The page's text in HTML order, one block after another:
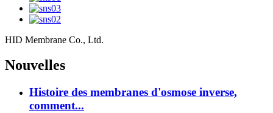
HID Membrane Co., Ltd.
Nouvelles
Histoire des membranes d'osmose inverse,
comment...